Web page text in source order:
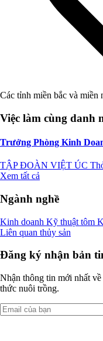
Các tỉnh miền bắc và miền
Việc làm cùng danh
Trưởng Phòng Kinh
TẬP ĐOÀN VIỆT ÚC
Xem tất cả
Ngành nghề
Kinh doanh Kỹ thuật tôm
Liên quan thủy sản
Đăng ký nhận bản
Nhận thông tin mới nhất
thức nuôi trồng.